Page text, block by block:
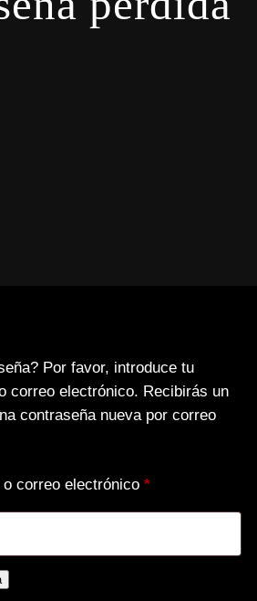
Por favor, introduce tu
correo electrónico. Recibirás un
contraseña nueva por correo
correo electrónico *Obligatorio